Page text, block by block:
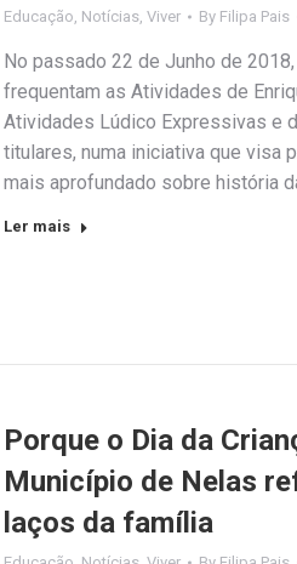
Educação, Notícias, Viver By Filipa Pais
No passado 22 de Junho de
frequentam as Atividades de
Atividades Lúdico Expressivas e
titulares, numa iniciativa que visa
mais aprofundado sobre história
Ler mais
Porque o Dia da
Município de Nelas
laços da família